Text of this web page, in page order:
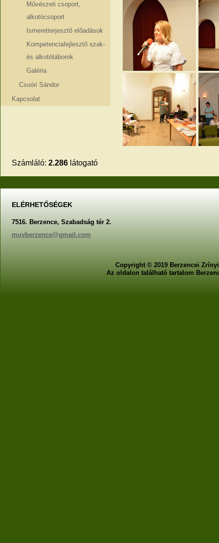
Művészeti csoport,
alkotócsoport
Ismeretterjesztő előadások
Kompetenciafejlesztő szak-
és alkotótáborok
Galéria
Csoóri Sándor
Kapcsolat
Számláló: 2.286látogató
ELÉRHETŐSÉGEK
7516. Berzence, Szabadság tér 2.
muvberzence@gmail.com
Copyright © 2019 Berzencei
Az oldalon található tartalom